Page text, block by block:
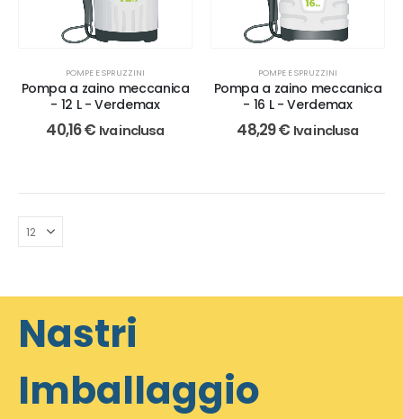
POMPE E SPRUZZINI
Pompa a zaino meccanica
- 12 L - Verdemax
40,16€ Iva inclusa
POMPE E SPRUZZINI
Pompa a zaino meccanica
- 16 L - Verdemax
48,29€ Iva inclusa
Nastri
Imballaggio